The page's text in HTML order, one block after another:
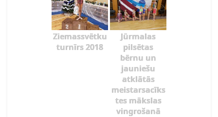
Ziemassvētku
turnīrs 2018
Jūrmalas
pilsētas
bērnu un
jauniešu
atklātās
meistarsacīks
tes mākslas
vingrošanā